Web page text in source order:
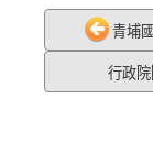
青埔
行政